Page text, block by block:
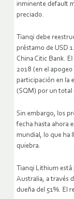
inminente default
preciado.
Tianqi debe
préstamo de USD
China Citic Bank.
2018 (en el
participación en la
(SQM) por un total
Sin embargo, los
fecha hasta ahora
mundial, lo que ha
quiebra.
Tianqi Lithium
Australia, a través
dueña del 51%. El